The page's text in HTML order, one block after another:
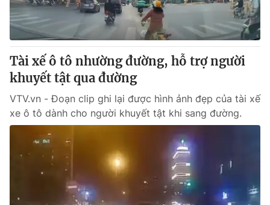
Tài xế ô tô nhường đường, hỗ trợ người
khuyết tật qua đường
VTV.vn - Đoạn clip ghi lại được hình ảnh đẹp của tài xế
xe ô tô dành cho người khuyết tật khi sang đường.